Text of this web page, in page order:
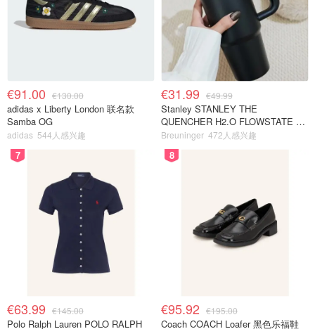
€91.00 €130.00
adidas x Liberty London 联名款
Samba OG
adidas 544人感兴趣
€31.99 €49.99
Stanley STANLEY THE
QUENCHER H2.O FLOWSTATE 保
温杯 1.18L 黑色
Breuninger 472人感兴趣
7
€63.99 €145.00
Polo Ralph Lauren POLO RALPH
8
€95.92 €195.00
Coach COACH Loafer 黑色乐福鞋